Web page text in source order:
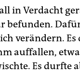
in Verdacht
befunden.
verändern.
auffallen, etwa
Es durfte